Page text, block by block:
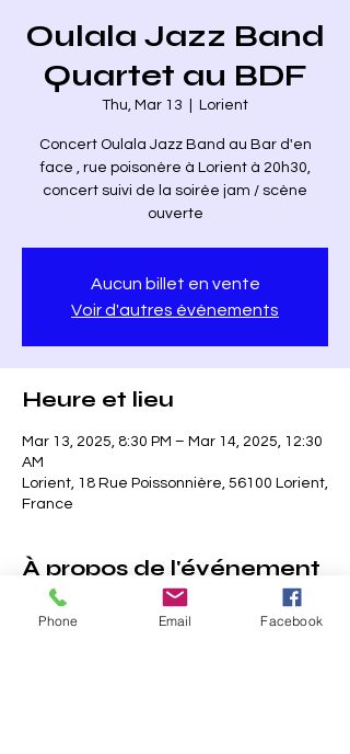
Oulala Jazz Band
Quartet au BDF
Thu, Mar 13 Lorient
Concert Oulala Jazz Band au Bar d'en
face , rue poisonère à Lorient à 20h30,
concert suivi de la soirée jam / scène
ouverte
Aucun billet en vente
Voir d'autres événements
Heure et lieu
Mar 13, 2025, 8:30 PM – Mar 14, 2025, 12:30
AM
Lorient, 18 Rue Poissonnière, 56100 Lorient,
France
À propos de l'événement
Phone Email Facebook